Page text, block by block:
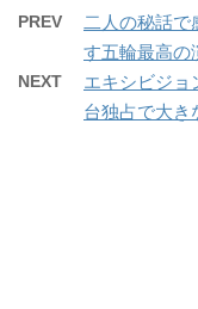
PREV
二人の秘話
す五輪最高の
NEXT
エキシビジョ
台独占で大き